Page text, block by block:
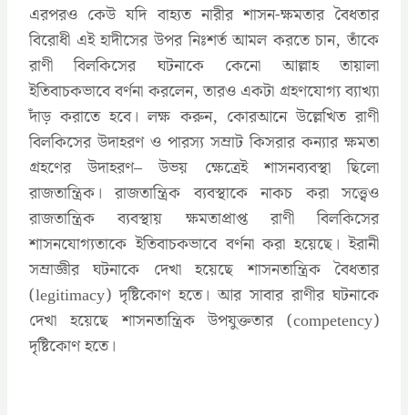
এরপরও কেউ যদি বাহ্যত নারীর শাসন-ক্ষমতার বৈধতার
বিরোধী এই হাদীসের উপর নিঃশর্ত আমল করতে চান, তাঁকে
রাণী বিলকিসের ঘটনাকে কেনো আল্লাহ তায়ালা
ইতিবাচকভাবে বর্ণনা করলেন, তারও একটা গ্রহণযোগ্য ব্যাখ্যা
দাঁড় করাতে হবে। লক্ষ করুন, কোরআনে উল্লেখিত রাণী
বিলকিসের উদাহরণ ও পারস্য সম্রাট কিসরার কন্যার ক্ষমতা
গ্রহণের উদাহরণ– উভয় ক্ষেত্রেই শাসনব্যবস্থা ছিলো
রাজতান্ত্রিক। রাজতান্ত্রিক ব্যবস্থাকে নাকচ করা সত্ত্বেও
রাজতান্ত্রিক ব্যবস্থায় ক্ষমতাপ্রাপ্ত রাণী বিলকিসের
শাসনযোগ্যতাকে ইতিবাচকভাবে বর্ণনা করা হয়েছে। ইরানী
সম্রাজ্ঞীর ঘটনাকে দেখা হয়েছে শাসনতান্ত্রিক বৈধতার
(legitimacy) দৃষ্টিকোণ হতে। আর সাবার রাণীর ঘটনাকে
দেখা হয়েছে শাসনতান্ত্রিক উপযুক্ততার (competency)
দৃষ্টিকোণ হতে।